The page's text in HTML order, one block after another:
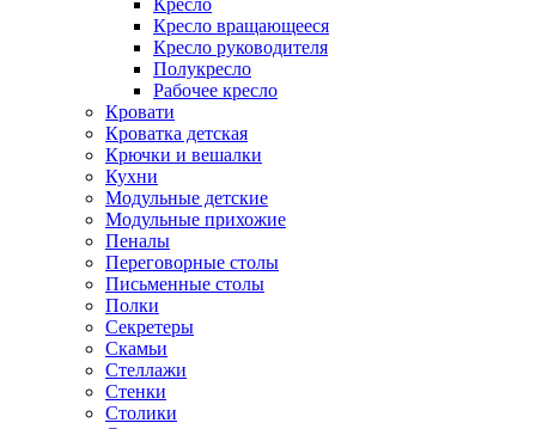
Кресло
Кресло вращающееся
Кресло руководителя
Полукресло
Рабочее кресло
Кровати
Кроватка детская
Крючки и вешалки
Кухни
Модульные детские
Модульные прихожие
Пеналы
Переговорные столы
Письменные столы
Полки
Секретеры
Скамьи
Стеллажи
Стенки
Столики